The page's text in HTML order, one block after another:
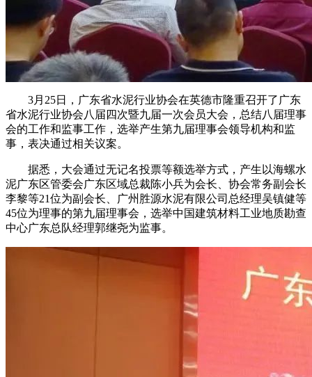
3月25日，广东省水泥行业协会在英德市隆重召开了广东
省水泥行业协会八届四次暨九届一次会员大会，总结八届理事
会的工作和监事工作，选举产生第九届理事会领导机构和监
事，表决通过相关议案。
据悉，大会通过无记名投票等额选举方式，产生以海螺水
泥广东区管委会广东区域总裁陈小兵为会长、协会常务副会长
李黎等21位为副会长、广州胜源水泥有限公司总经理吴镇健等
45位为理事的第九届理事会，选举中国建筑材料工业地质勘查
中心广东总队经理郭继尧为监事。